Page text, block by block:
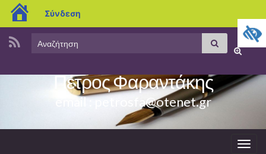
blogs.sch.gr
Σύνδεση
Search
Αναζήτηση
Πέτρος Φαραντάκης
email : petrosfa@otenet.gr